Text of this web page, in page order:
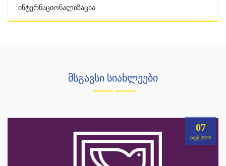
Ინტერნაციონალიზაცია
მსგავსი სიახლეები
07
ᲗᲔᲑ,2019